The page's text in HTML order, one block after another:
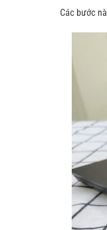
Các bước